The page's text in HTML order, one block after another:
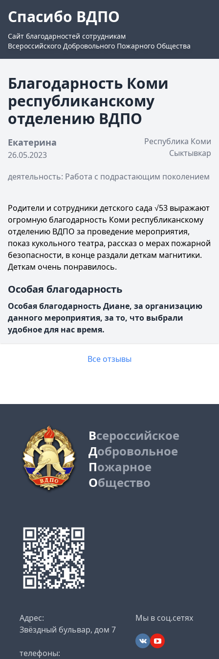
Спасибо ВДПО
Сайт благодарностей сотрудникам
Всероссийского Добровольного Пожарного Общества
Благодарность Коми
республиканскому
отделению ВДПО
Екатерина
26.05.2023
Республика Коми
Сыктывкар
деятельность: Работа с подрастающим поколением
Родители и сотрудники детского сада √53 выражают
огромную благодарность Коми республиканскому
отделению ВДПО за проведение мероприятия,
показ кукольного театра, рассказ о мерах пожарной
безопасности, в конце раздали деткам магнитики.
Деткам очень понравилось.
Особая благодарность
Особая благодарность Диане, за организацию
данного мероприятия, за то, что выбрали
удобное для нас время.
Все отзывы
Всероссийское
Добровольное
Пожарное
Общество
Адрес:
Звёздный бульвар, дом 7
телефоны:
Мы в соц.сетях